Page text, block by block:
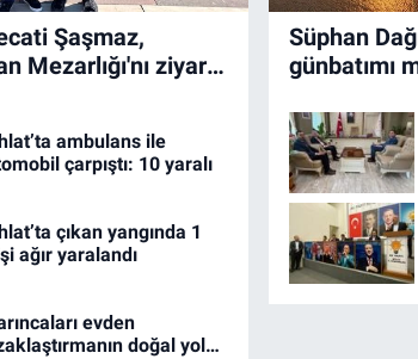
Şaşmaz,
Mezarlığı'nı ziyaret
ambulans ile
çarpıştı: 10 yaralı
çıkan yangında 1
ağır yaralandı
evden
doğal yolu
Süphan
günbatımı